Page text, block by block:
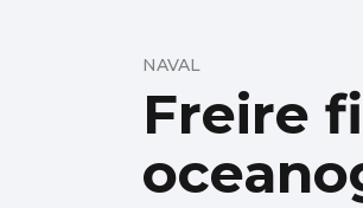
Freire
NAVAL